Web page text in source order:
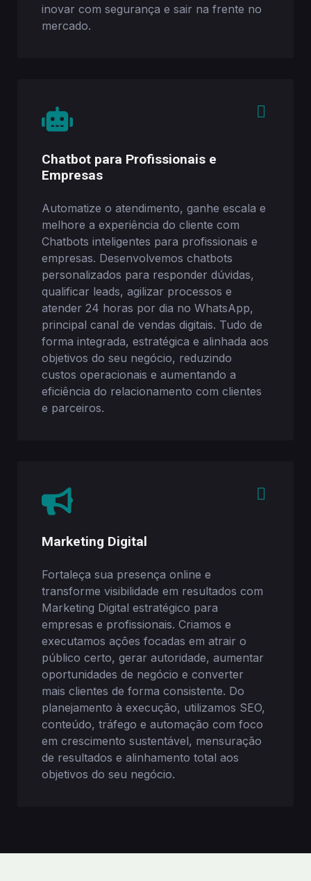
inovar com segurança e sair na frente no
mercado.
Chatbot para Profissionais e
Empresas
Automatize o atendimento, ganhe escala e
melhore a experiência do cliente com
Chatbots inteligentes para profissionais e
empresas. Desenvolvemos chatbots
personalizados para responder dúvidas,
qualificar leads, agilizar processos e
atender 24 horas por dia no WhatsApp,
principal canal de vendas digitais. Tudo de
forma integrada, estratégica e alinhada aos
objetivos do seu negócio, reduzindo
custos operacionais e aumentando a
eficiência do relacionamento com clientes
e parceiros.
Marketing Digital
Fortaleça sua presença online e
transforme visibilidade em resultados com
Marketing Digital estratégico para
empresas e profissionais. Criamos e
executamos ações focadas em atrair o
público certo, gerar autoridade, aumentar
oportunidades de negócio e converter
mais clientes de forma consistente. Do
planejamento à execução, utilizamos SEO,
conteúdo, tráfego e automação com foco
em crescimento sustentável, mensuração
de resultados e alinhamento total aos
objetivos do seu negócio.